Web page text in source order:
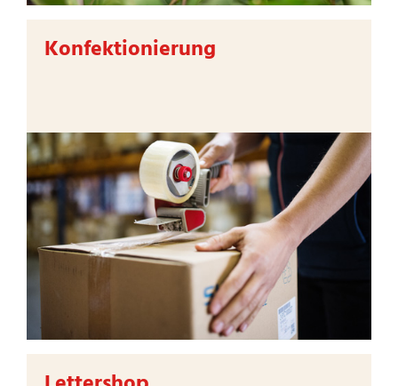
Konfektionierung